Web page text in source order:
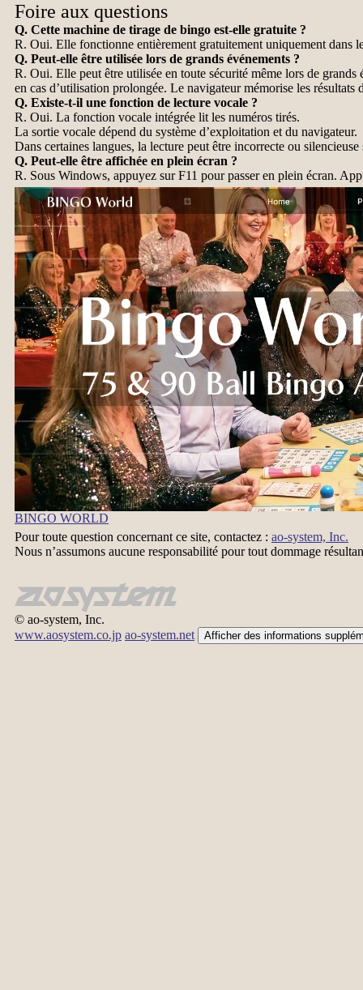
Foire aux questions
Q. Cette machine de tirage de bingo est-elle gratuite ?
R. Oui. Elle fonctionne entièrement gratuitement uniquement dans
Q. Peut-elle être utilisée lors de grands événements ?
R. Oui. Elle peut être utilisée en toute sécurité même lors de
en cas d’utilisation prolongée. Le navigateur mémorise les résultats
Q. Existe-t-il une fonction de lecture vocale ?
R. Oui. La fonction vocale intégrée lit les numéros tirés.
La sortie vocale dépend du système d’exploitation et du navigateur.
Dans certaines langues, la lecture peut être incorrecte ou
Q. Peut-elle être affichée en plein écran ?
R. Sous Windows, appuyez sur F11 pour passer en plein écran.
BINGO WORLD
Pour toute question concernant ce site, contactez : ao-system, Inc.
Nous n’assumons aucune responsabilité pour tout dommage
© ao-system, Inc.
www.aosystem.co.jp ao-system.net Afficher des informations